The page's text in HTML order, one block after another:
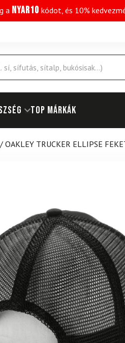
a NYAR10 kódot, és 10%
Top márkák
/ OAKLEY TRUCKER ELLIPSE